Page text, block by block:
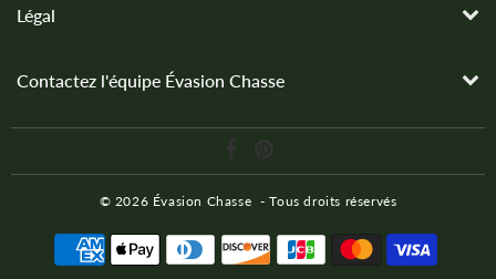
Légal
Contactez l'équipe Évasion Chasse
© 2026 Évasion Chasse - Tous droits réservés